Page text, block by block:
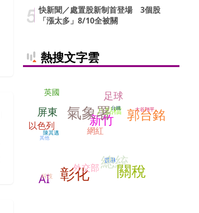
快新聞／處置股新制首登場 3個股
「漲太多」8/10全被關
熱搜文字雲
新竹
AI
屏東
彰化
大谷翔平
陳其邁
選舉
以色列
足球
總統
八點檔
英國
台鐵
其他
外交部 關稅
網紅
郭台銘
氣象署
科技